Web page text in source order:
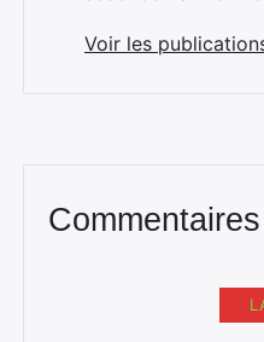
Voir les
Commentaires